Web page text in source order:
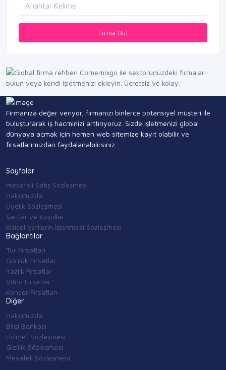
Firma Bul
Firmanıza değer veriyor, firmanızı binlerce potansiyel müşteri ile
buluşturarak iş hacminizi arttırıyoruz. Sizde işletmenizi global
dünyaya açmak için hemen web sitemize kayıt olabilir ve
fırsatlarımızdan faydalanabilirsiniz.
Sayfalar
mesafeli Satış Sözleşmesi
Hakkımızda
Üyelik Sözleşmesi
Şartlar ve Koşullar
Kişisel Verilerin İşlenmesi Sözleşmesi
Bağlantılar
Tur Fırsatları
Günlük Fırsatlar
Yazlık Fırsatlar
Vitrin Fırsatlar
Konser Fırsatları
Diğer
Hakkımızda
Bilgi Bankası
Hizmet Sözleşmesi
Gizlilik Sözleşmesi
Mesafeli Sözleşmesi